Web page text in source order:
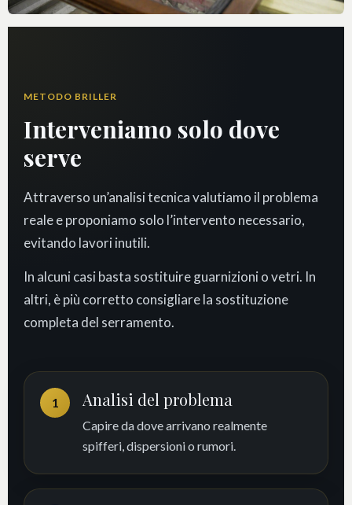
METODO BRILLER
Interveniamo solo dove
serve
Attraverso un’analisi tecnica valutiamo il problema
reale e proponiamo solo l’intervento necessario,
evitando lavori inutili.
In alcuni casi basta sostituire guarnizioni o vetri. In
altri, è più corretto consigliare la sostituzione
completa del serramento.
1 Analisi del problema
Capire da dove arrivano realmente
spifferi, dispersioni o rumori.